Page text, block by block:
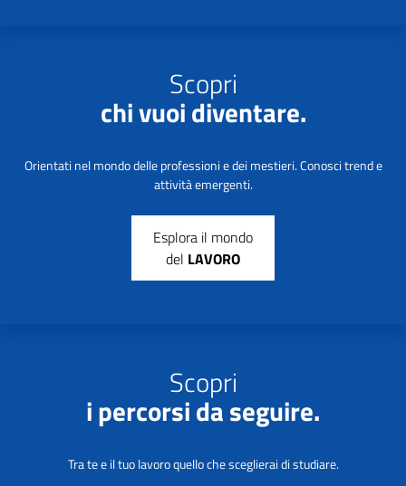
Scopri
chi vuoi diventare.
Orientati nel mondo delle professioni e dei mestieri. Conosci trend e
attività emergenti.
Esplora il mondo
del LAVORO
Scopri
i percorsi da seguire.
Tra te e il tuo lavoro quello che sceglierai di studiare.